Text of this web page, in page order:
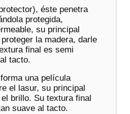
éste penetra
protegida,
su principal
la madera, darle
final es semi
tacto.
forma una película
el lasur, su principal
brillo. Su textura final
suave al tacto.